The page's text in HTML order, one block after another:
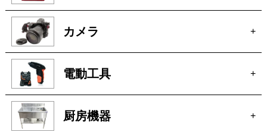
カメラ +
電動工具 +
厨房機器 +